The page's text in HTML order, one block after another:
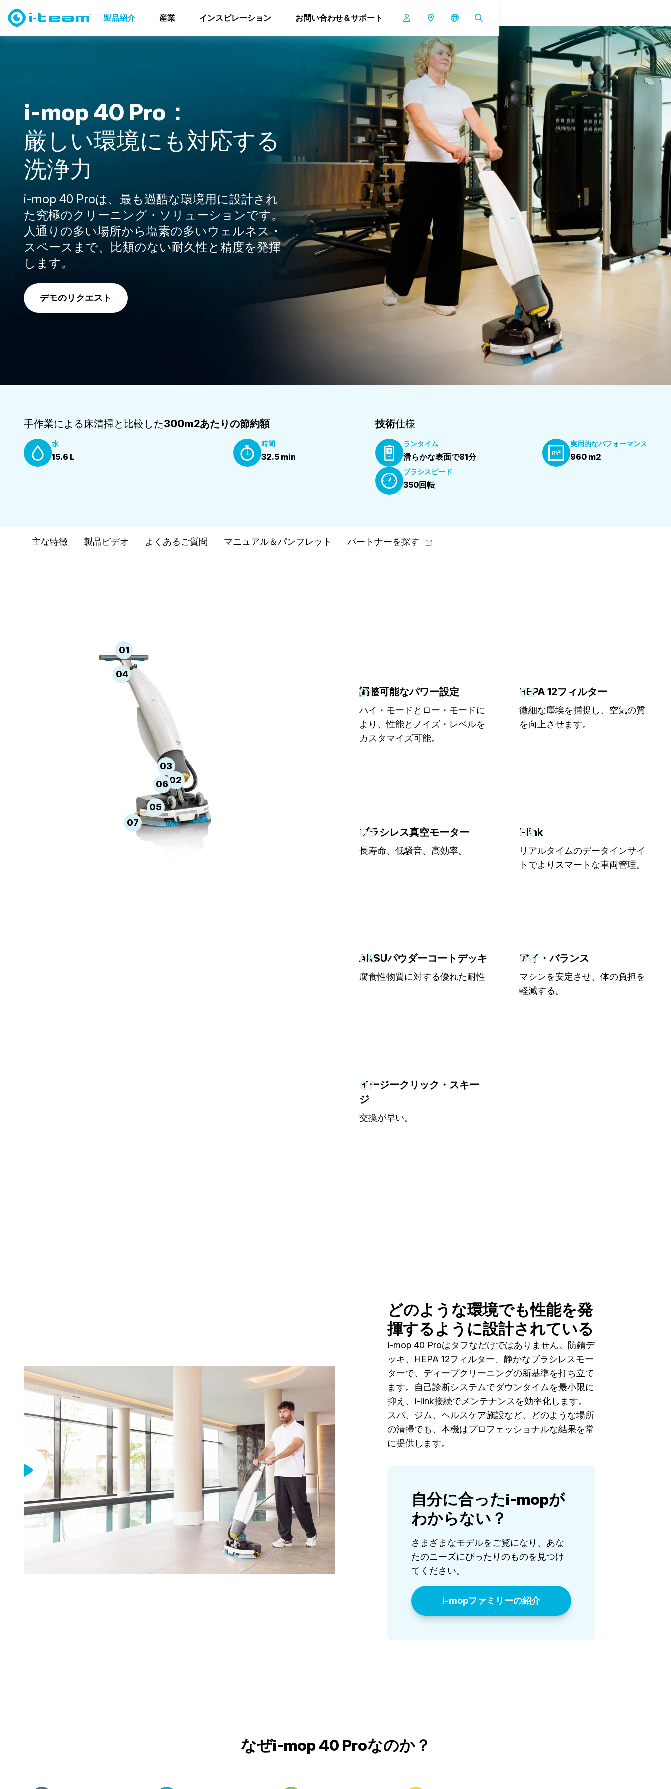
製品紹介 産業 インスピレーション お問い合わせ＆サポート
スクラバードライヤー i-mopファミリー i-mop 40 Pro
i-mop40 Pro ：
厳 し い環境に も対応する
洗浄力
i-mop 40 Proは、最も過酷な環境用に設計され
た究極のクリーニング・ソリューションです。
人通りの多い場所から塩素の多いウェルネス・
スペースまで、比類のない耐久性と精度を発揮
します。
デモのリクエスト
手作業による床清掃と比較した300m2あたりの節約額
水
15.6 L
時間
32.5 min
技術仕様
ランタイム
滑らかな表面で81分
実用的なパフォーマンス
960 m2
ブラシスピード
350回転
主な特徴 製品ビデオ よくあるご質問 マニュアル＆パンフレット パートナーを探す
01
02
03
04
05
06
07
01
調整可能なパワー設定
ハイ・モードとロー・モードに
より、性能とノイズ・レベルを
カスタマイズ可能。
02
HEPA 12フィルター
微細な塵埃を捕捉し、空気の質
を向上させます。
03
ブラシレス真空モーター
長寿命、低騒音、高効率。
04
i-link
リアルタイムのデータインサイ
トでよりスマートな車両管理。
05
AKSUパウダーコートデッキ
腐食性物質に対する優れた耐性
06
アイ・バランス
マシンを安定させ、体の負担を
軽減する。
07
イージークリック・スキー
ジ
交換が早い。
どのような環境でも性能を発
揮するように設計されている
i-mop 40 Proはタフなだけではありません。防錆デ
ッキ、HEPA 12フィルター、静かなブラシレスモー
ターで、ディープクリーニングの新基準を打ち立て
ます。自己診断システムでダウンタイムを最小限に
抑え、i-link接続でメンテナンスを効率化します。
スパ、ジム、ヘルスケア施設など、どのような場所
の清掃でも、本機はプロフェッショナルな結果を常
に提供します。
自分に合ったi-mopが
わからない？
さまざまなモデルをご覧になり、あな
たのニーズにぴったりのものを見つけ
てください。
i-mopファミリーの紹介
なぜi-mop 40 Proなのか？
i-mop 40